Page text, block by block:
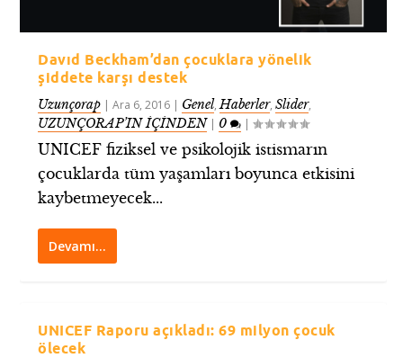
Davıd Beckham’dan çocuklara yönelik
şiddete karşı destek
Uzunçorap |Ara 6, 2016 Genel,Haberler,Slider,
UZUNÇORAP’IN İÇİNDEN 0 |
UNICEF fiziksel ve psikolojik istismarın
çocuklarda tüm yaşamları boyunca etkisini
kaybetmeyecek...
Devamı…
UNICEF Raporu açıkladı: 69 milyon çocuk
ölecek